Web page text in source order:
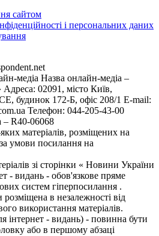
сайтом
і персональних даних
медіа Назва онлайн-медіа –
02091, місто Київ,
172-Б, офіс 208/1 E-mail:
Телефон: 044-205-43-00
– R40-06068
матеріалів, розміщених на
за умови посилання на
зі сторінки « Новини України
- видань - обов'язкове пряме
систем гіперпосилання .
в незалежності від
використання матеріалів.
інтернет - видань) - повинна бути
або в першому абзаці